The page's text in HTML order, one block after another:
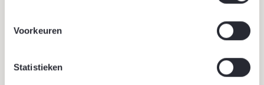
Voorkeuren
Statistieken